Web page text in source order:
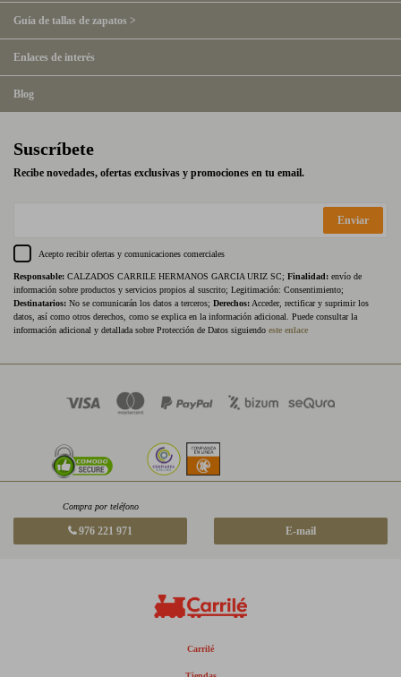
Guía de tallas de zapatos >
Enlaces de interés
Blog
Suscríbete
Recibe novedades, ofertas exclusivas y promociones en tu email.
Enviar
Acepto recibir ofertas y comunicaciones comerciales
Responsable: CALZADOS CARRILE HERMANOS GARCIA URIZ SC; Finalidad: envío de
información sobre productos y servicios propios al suscrito; Legitimación: Consentimiento;
Destinatarios: No se comunicarán los datos a terceros; Derechos: Acceder, rectificar y suprimir los
datos, así como otros derechos, como se explica en la información adicional. Puede consultar la
información adicional y detallada sobre Protección de Datos siguiendo este enlace
Compra por teléfono
976 221 971 E-mail
Carrilé